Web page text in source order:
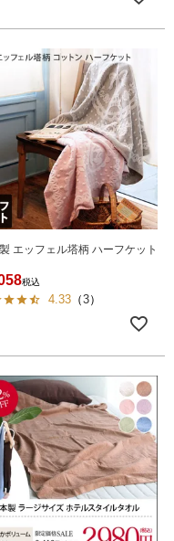
エッフェル塔柄 ハーフケット
税込
4.33 （3）